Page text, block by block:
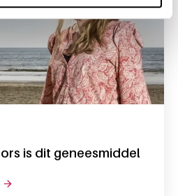
is dit geneesmiddel
over kim: “dankzij donors is dit